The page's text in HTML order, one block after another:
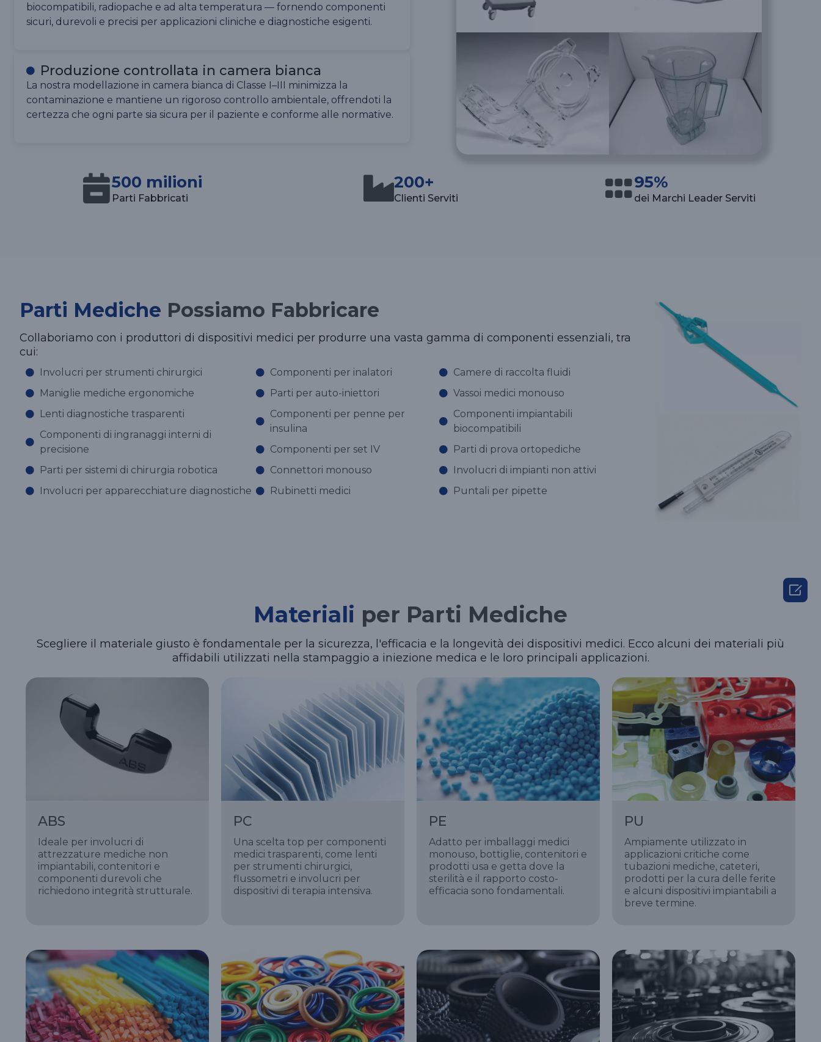
biocompatibili, radiopache e ad alta temperatura — fornendo componenti
sicuri, durevoli e precisi per applicazioni cliniche e diagnostiche esigenti.
Produzione controllata in camera bianca
La nostra modellazione in camera bianca di Classe I–III minimizza la
contaminazione e mantiene un rigoroso controllo ambientale, offrendoti la
certezza che ogni parte sia sicura per il paziente e conforme alle normative.
500 milioni
Parti Fabbricati
200+
Clienti Serviti
95%
dei Marchi Leader Serviti
Parti Mediche Possiamo Fabbricare
Collaboriamo con i produttori di dispositivi medici per produrre una vasta gamma di componenti essenziali, tra
cui:
Involucri per strumenti chirurgici
Maniglie mediche ergonomiche
Lenti diagnostiche trasparenti
Componenti di ingranaggi interni di
precisione
Parti per sistemi di chirurgia robotica
Involucri per apparecchiature diagnostiche
Componenti per inalatori
Parti per auto-iniettori
Componenti per penne per
insulina
Componenti per set IV
Connettori monouso
Rubinetti medici
Camere di raccolta fluidi
Vassoi medici monouso
Componenti impiantabili
biocompatibili
Parti di prova ortopediche
Involucri di impianti non attivi
Puntali per pipette
Materiali per Parti Mediche
Scegliere il materiale giusto è fondamentale per la sicurezza, l'efficacia e la longevità dei dispositivi medici. Ecco alcuni dei materiali più
affidabili utilizzati nella stampaggio a iniezione medica e le loro principali applicazioni.
ABS
Ideale per involucri di
attrezzature mediche non
impiantabili, contenitori e
componenti durevoli che
richiedono integrità strutturale.
PC
Una scelta top per componenti
medici trasparenti, come lenti
per strumenti chirurgici,
flussometri e involucri per
dispositivi di terapia intensiva.
PE
Adatto per imballaggi medici
monouso, bottiglie, contenitori e
prodotti usa e getta dove la
sterilità e il rapporto costo-
efficacia sono fondamentali.
PU
Ampiamente utilizzato in
applicazioni critiche come
tubazioni mediche, cateteri,
prodotti per la cura delle ferite
e alcuni dispositivi impiantabili a
breve termine.
